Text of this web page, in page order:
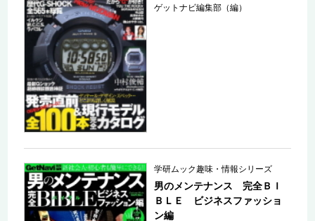
ゲットナビ編集部（編）
学研ムック趣味・情報シリーズ
男のメンテナンス 完全ＢＩ
ＢＬＥ ビジネスファッショ
ン編